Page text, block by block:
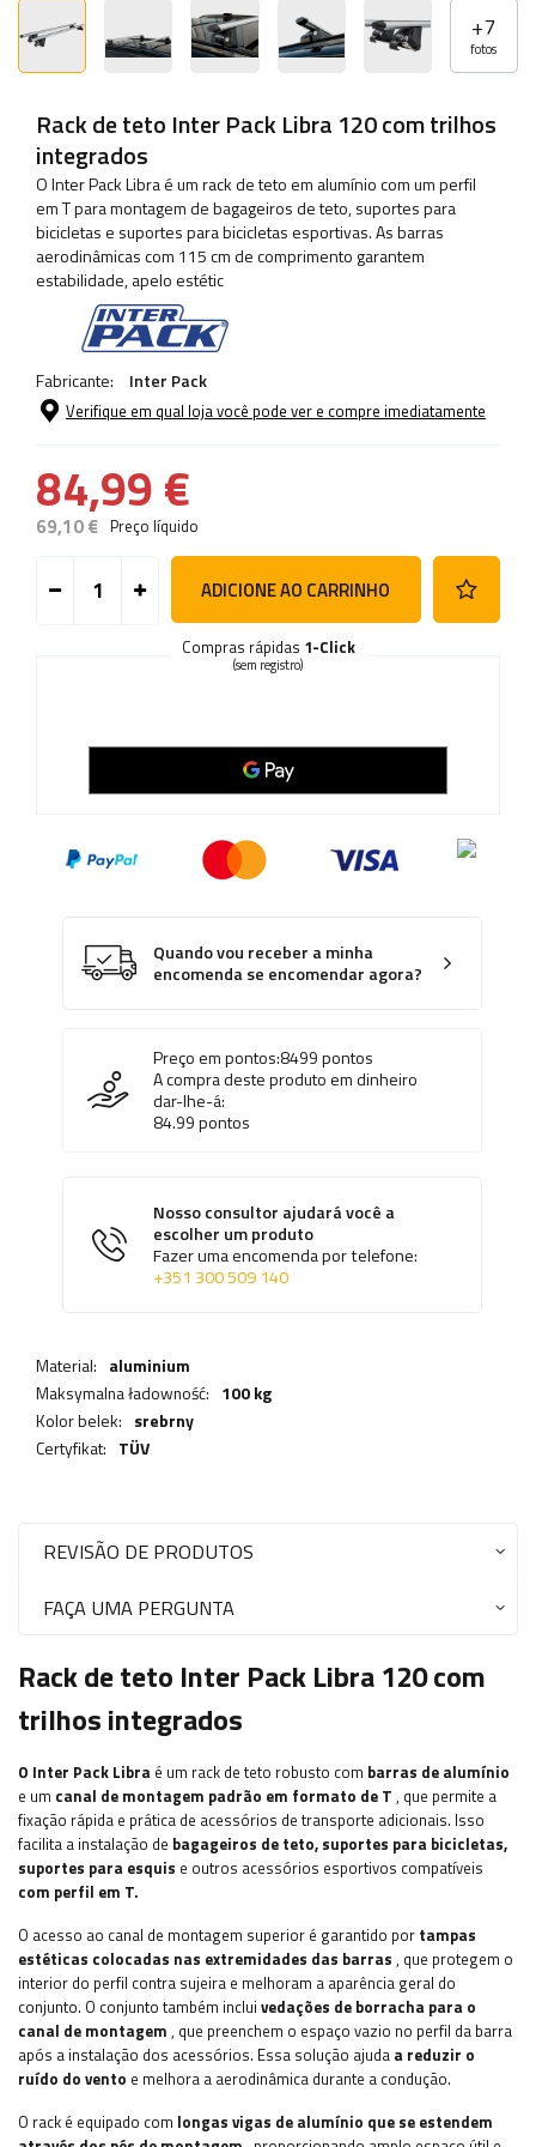
+7
fotos
Rack de teto Inter Pack Libra 120 com trilhos
integrados
O Inter Pack Libra é um rack de teto em alumínio com um perfil
em T para montagem de bagageiros de teto, suportes para
bicicletas e suportes para bicicletas esportivas. As barras
aerodinâmicas com 115 cm de comprimento garantem
estabilidade, apelo estétic
Fabricante: Inter Pack
Verifique em qual loja você pode ver e compre imediatamente
84,99 €
69,10 € Preço líquido
ADICIONE AO CARRINHO
Compras rápidas 1-Click
(sem registro)
Quando vou receber a minha
encomenda se encomendar agora?
Preço em pontos:8499pontos
A compra deste produto em dinheiro
dar-lhe-á:
84.99pontos
Nosso consultor ajudará você a
escolher um produto
Fazer uma encomenda por telefone:
+351 300 509 140
Material: aluminium
Maksymalna ładowność: 100 kg
Kolor belek: srebrny
Certyfikat: TÜV
REVISÃO DE PRODUTOS
FAÇA UMA PERGUNTA
Rack de teto Inter Pack Libra 120 com
trilhos integrados
O Inter Pack Libra é um rack de teto robusto com barras de alumínio
e um canal de montagem padrão em formato de T , que permite a
fixação rápida e prática de acessórios de transporte adicionais. Isso
facilita a instalação de bagageiros de teto, suportes para bicicletas,
suportes para esquis e outros acessórios esportivos compatíveis
com perfil em T.
O acesso ao canal de montagem superior é garantido por tampas
estéticas colocadas nas extremidades das barras , que protegem o
interior do perfil contra sujeira e melhoram a aparência geral do
conjunto. O conjunto também inclui vedações de borracha para o
canal de montagem , que preenchem o espaço vazio no perfil da barra
após a instalação dos acessórios. Essa solução ajuda a reduzir o
ruído do vento e melhora a aerodinâmica durante a condução.
O rack é equipado com longas vigas de alumínio que se estendem